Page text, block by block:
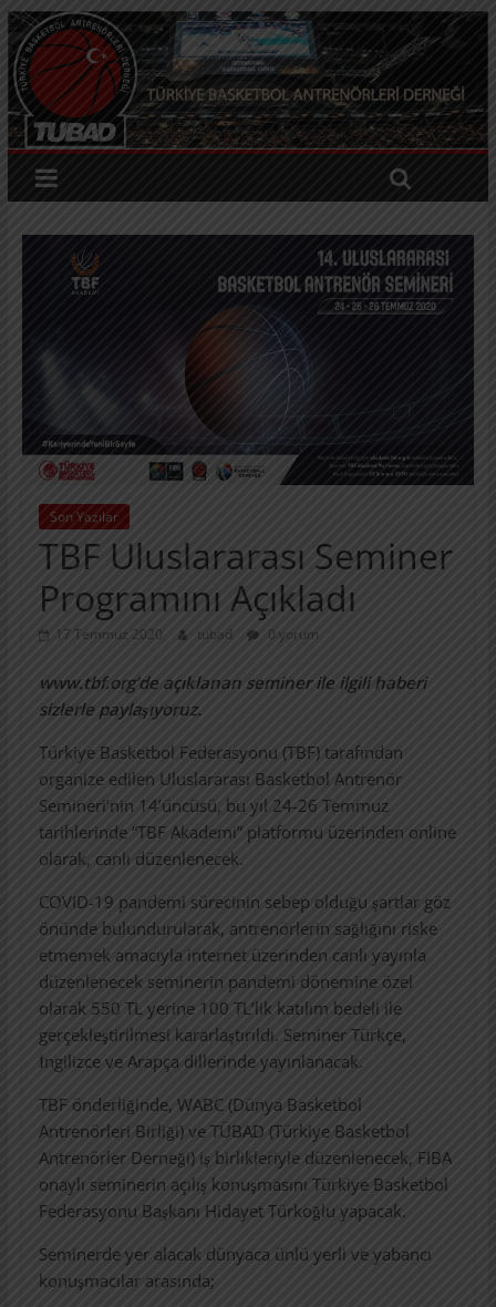
Son Yazılar
TBF Uluslararası Seminer
Programını Açıkladı
17 Temmuz 2020 tubad 0 yorum
www.tbf.org’de açıklanan seminer ile ilgili haberi
sizlerle paylaşıyoruz.
Türkiye Basketbol Federasyonu (TBF) tarafından
organize edilen Uluslararası Basketbol Antrenör
Semineri’nin 14’üncüsü, bu yıl 24-26 Temmuz
tarihlerinde “TBF Akademi” platformu üzerinden online
olarak, canlı düzenlenecek.
COVID-19 pandemi sürecinin sebep olduğu şartlar göz
önünde bulundurularak, antrenörlerin sağlığını riske
etmemek amacıyla internet üzerinden canlı yayınla
düzenlenecek seminerin pandemi dönemine özel
olarak 550 TL yerine 100 TL’lik katılım bedeli ile
gerçekleştirilmesi kararlaştırıldı. Seminer Türkçe,
İngilizce ve Arapça dillerinde yayınlanacak.
TBF önderliğinde, WABC (Dünya Basketbol
Antrenörleri Birliği) ve TÜBAD (Türkiye Basketbol
Antrenörler Derneği) iş birlikleriyle düzenlenecek, FIBA
onaylı seminerin açılış konuşmasını Türkiye Basketbol
Federasyonu Başkanı Hidayet Türkoğlu yapacak.
Seminerde yer alacak dünyaca ünlü yerli ve yabancı
konuşmacılar arasında;